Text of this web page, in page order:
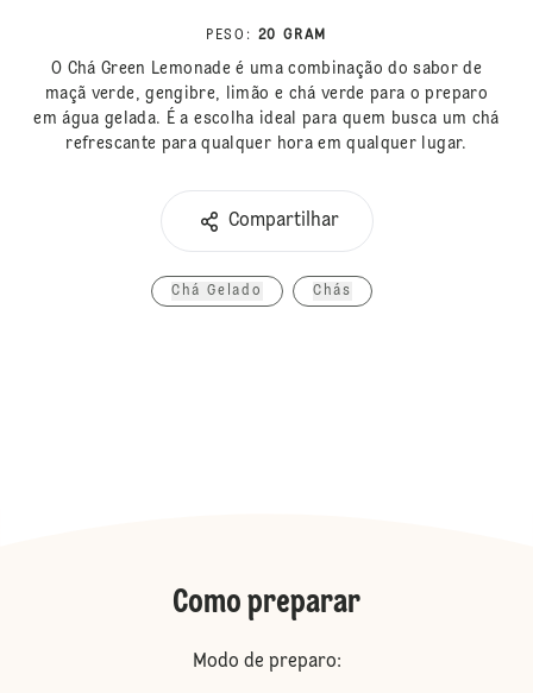
PESO : 20 GRAM
O Chá Green Lemonade é uma combinação do sabor de
maçã verde, gengibre, limão e chá verde para o preparo
em água gelada. É a escolha ideal para quem busca um chá
refrescante para qualquer hora em qualquer lugar.
Compartilhar
Chá Gelado Chás
Como preparar
Modo de preparo: